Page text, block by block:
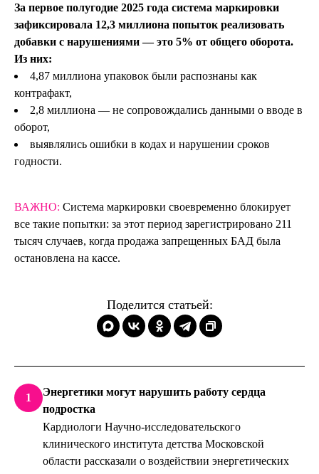
За первое полугодие 2025 года система маркировки
зафиксировала 12,3 миллиона попыток реализовать
добавки с нарушениями — это 5% от общего оборота.
Из них:
4,87 миллиона упаковок были распознаны как
контрафакт,
2,8 миллиона — не сопровождались данными о вводе в
оборот,
выявлялись ошибки в кодах и нарушении сроков
годности.
ВАЖНО: Система маркировки своевременно блокирует
все такие попытки: за этот период зарегистрировано 211
тысяч случаев, когда продажа запрещенных БАД была
остановлена на кассе.
Поделится статьей:
1
Энергетики могут нарушить работу сердца
подростка
Кардиологи Научно-исследовательского
клинического института детства Московской
области рассказали о воздействии энергетических